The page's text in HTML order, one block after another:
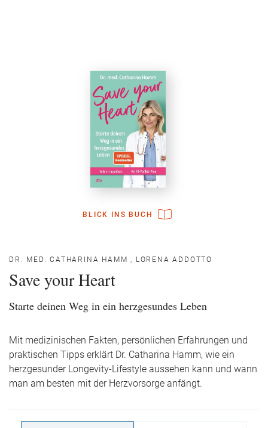
BLICK INS BUCH
DR. MED. CATHARINA HAMM , LORENA ADDOTTO
Save your Heart
Starte deinen Weg in ein herzgesundes Leben
Mit medizinischen Fakten, persönlichen Erfahrungen und
praktischen Tipps erklärt Dr. Catharina Hamm, wie ein
herzgesunder Longevity-Lifestyle aussehen kann und wann
man am besten mit der Herzvorsorge anfängt.